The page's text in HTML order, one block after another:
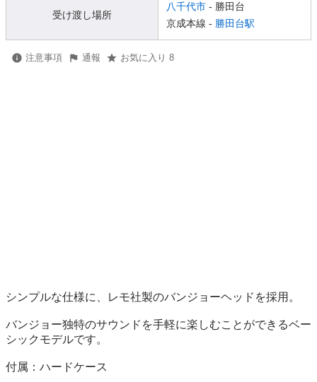
受け渡し場所
八千代市 - 勝田台
京成本線 - 勝田台駅
注意事項 通報 お気に入り 8
シンプルな仕様に、レモ社製のバンジョーヘッドを採用。
バンジョー独特のサウンドを手軽に楽しむことができるベー
シックモデルです。
付属：ハードケース